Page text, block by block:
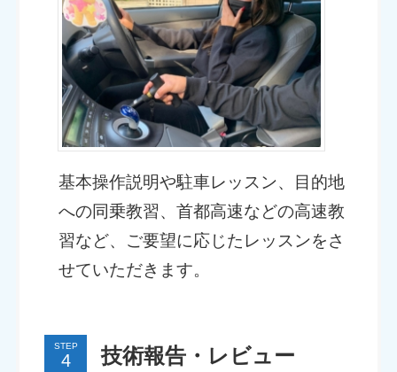
基本操作説明や駐車レッスン、目的地
への同乗教習、首都高速などの高速教
習など、ご要望に応じたレッスンをさ
せていただきます。
STEP 技術報告・レビュー